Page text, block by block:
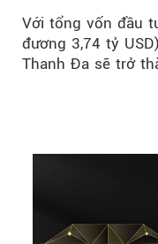
Với tổng vốn đầu
đương 3,74 tỷ
Thanh Đa sẽ trở